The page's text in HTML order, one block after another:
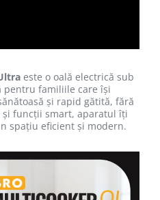
este o oală electrică sub
pentru familiile care își
și rapid gătită, fără
și funcții smart, aparatul îți
spațiu eficient și modern.